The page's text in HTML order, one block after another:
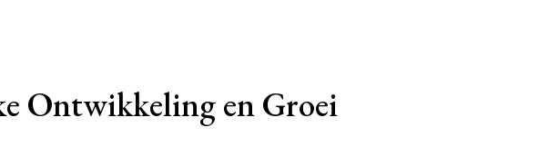
Ontwikkeling en Groei